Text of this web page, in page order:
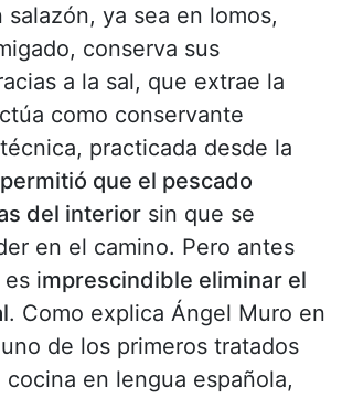
salazón, ya sea en lomos,
conserva sus
a la sal, que extrae la
como conservante
practicada desde la
permitió que el pescado
del interior sin que se
en el camino. Pero antes
imprescindible eliminar el
. Como explica Ángel Muro en
de los primeros tratados
cocina en lengua española,